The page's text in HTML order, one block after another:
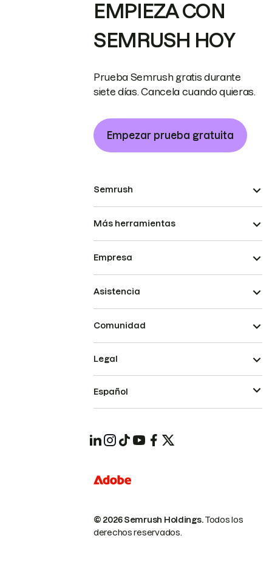
EMPIEZA CON
SEMRUSH HOY
Prueba Semrush gratis durante
siete días. Cancela cuando quieras.
Empezar prueba gratuita
Semrush
Más herramientas
Empresa
Asistencia
Comunidad
© 2026 Semrush Holdings.Todos los
derechos reservados.
Legal
Español